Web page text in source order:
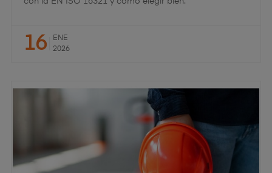
16
ENE
2026